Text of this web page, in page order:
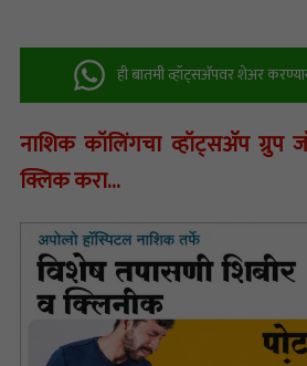
ही बातमी व्हॉट्सअ‍ॅपवर शेअर
नाशिक कॉलिंगचा व्हॉट्सअ‍ॅप ग्रुप
क्लिक करा…